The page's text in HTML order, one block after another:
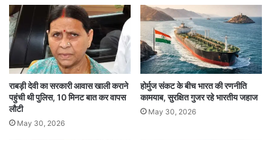
सईद के भी संपर्क में था. जमात-उद-दावा पर संयुक्त राष्ट्र
प्रतिबंध लगा चुका है. वह मोहम्मद शफी शायर के संपर्क में
भी था, जो जम्मू की जेल से निकलने के बाद अपने परिवार
समेत पाकिस्तान भाग गया था. शब्बीर शाह फिलहाल तिहाड़
जेल में दो मामलों में जेल में बंद है. उसके खिलाफ एक मामला
टेरर फंडिंग का है और दूसरा मनी लॉड्रिंग का.
राबड़ी देवी का सरकारी आवास खाली कराने
पहुंची थी पुलिस, 10 मिनट बात कर वापस
लौटी
May 30, 2026
होर्मुज संकट के बीच भारत की रणनीति
कामयाब, सुरक्षित गुजर रहे भारतीय जहाज
May 30, 2026